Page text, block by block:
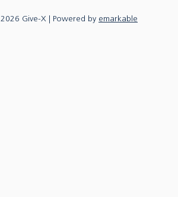
2026 Give-X | Powered by emarkable